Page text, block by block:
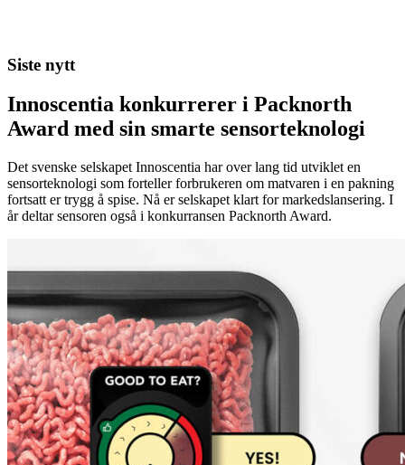
Siste nytt
Innoscentia konkurrerer i Packnorth
Award med sin smarte sensorteknologi
Det svenske selskapet Innoscentia har over lang tid utviklet en
sensorteknologi som forteller forbrukeren om matvaren i en pakning
fortsatt er trygg å spise. Nå er selskapet klart for markedslansering. I
år deltar sensoren også i konkurransen Packnorth Award.